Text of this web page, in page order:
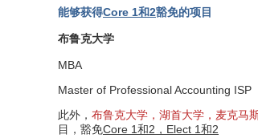
能够获得Core 1和2豁免的项目
布鲁克大学
MBA
Master of Professional Accounting ISP
此外， 布鲁克大学，湖首大学，麦克马
目，豁免Core 1和2，Elect 1和2